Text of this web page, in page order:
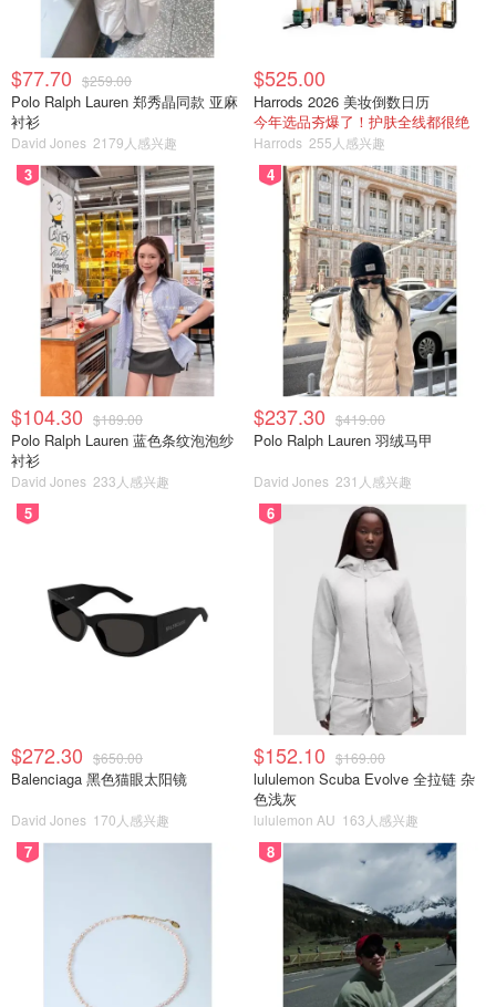
$77.70 $259.00
Polo Ralph Lauren 郑秀晶同款 亚麻
衬衫
David Jones 2179人感兴趣
$525.00
Harrods 2026 美妆倒数日历
今年选品夯爆了！护肤全线都很绝
Harrods 255人感兴趣
3
$104.30 $189.00
Polo Ralph Lauren 蓝色条纹泡泡纱
衬衫
David Jones 233人感兴趣
4
$237.30 $419.00
Polo Ralph Lauren 羽绒马甲
David Jones 231人感兴趣
5
$272.30 $650.00
Balenciaga 黑色猫眼太阳镜
David Jones 170人感兴趣
6
$152.10 $169.00
lululemon Scuba Evolve 全拉链 杂
色浅灰
lululemon AU 163人感兴趣
7 8